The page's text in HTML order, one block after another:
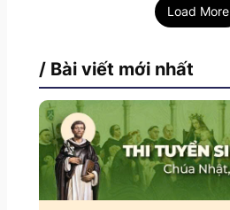
Load More
/ Bài viết mới nhất